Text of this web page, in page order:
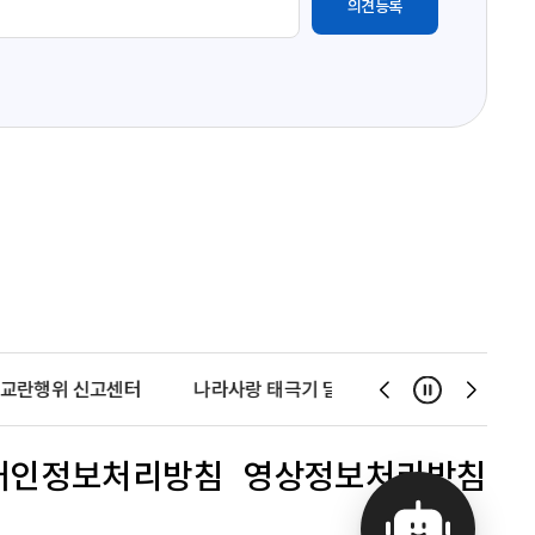
란행위 신고센터 나라사랑 태극기 달기 운동 천사운동
슬
라
이
드
이
슬
라
이
드
다
일시정지
인정보처리방침 영상정보처리방침